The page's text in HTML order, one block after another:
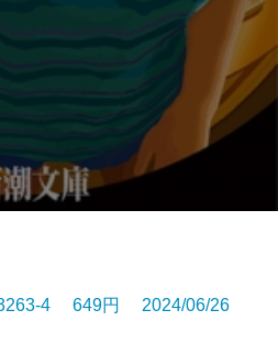
4 649円 2024/06/26